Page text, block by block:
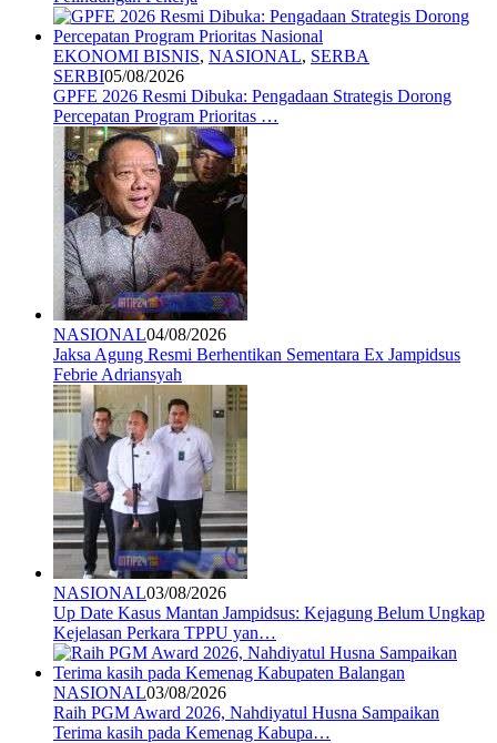
EKONOMI BISNIS, NASIONAL, SERBA
SERBI05/08/2026
GPFE 2026 Resmi Dibuka: Pengadaan Strategis Dorong
Percepatan Program Prioritas …
NASIONAL04/08/2026
Jaksa Agung Resmi Berhentikan Sementara Ex Jampidsus
Febrie Adriansyah
NASIONAL03/08/2026
Up Date Kasus Mantan Jampidsus: Kejagung Belum Ungkap
Kejelasan Perkara TPPU yan…
NASIONAL03/08/2026
Raih PGM Award 2026, Nahdiyatul Husna Sampaikan
Terima kasih pada Kemenag Kabupa…